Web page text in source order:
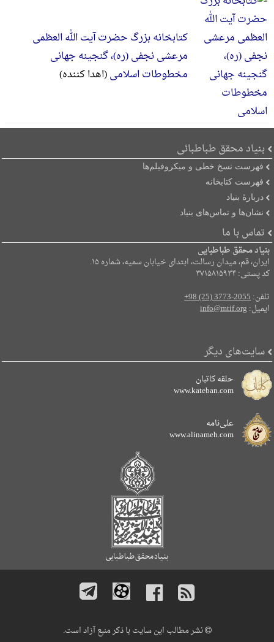
کتابخانه بزرگ حضرت آیت الله العظمی
مرعشی نجفی (ره)، گنجینه جهانی
مخطوطات اسلامی(اهدا کننده)
بنیاد محقق طباطبائی
فهرست نسخ خطی و میکروفیلم‌ها
فهرست کتابخانه
دربارۀ بنیاد
نشان‌ها و تماس‌های بنیاد
تماس با ما
بنیاد محقق طباطبایی
ایران، قم، میدان رسالت، ابتدای خیابان سمیه، شماره ۱۵.
کد پستی: ۳۷۱۵۸۱۵۹۳۴
تلفن:+98 (25) 3773-2055
ایمیل:info@mtif.org
سایت‌های دیگر
حلقه کاتبان
www.kateban.com
علی‌نامه
www.alinameh.com
نشر مطالب این سایت با ذکر منبع آزاد است.